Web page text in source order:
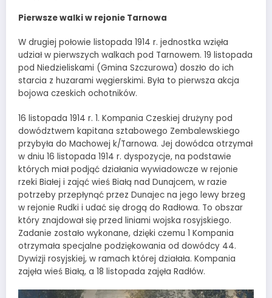
Pierwsze walki w rejonie Tarnowa
W drugiej połowie listopada 1914 r. jednostka wzięła
udział w pierwszych walkach pod Tarnowem. 19 listopada
pod Niedzieliskami (Gmina Szczurowa) doszło do ich
starcia z huzarami węgierskimi. Była to pierwsza akcja
bojowa czeskich ochotników.
16 listopada 1914 r. 1. Kompania Czeskiej drużyny pod
dowództwem kapitana sztabowego Zembalewskiego
przybyła do Machowej k/Tarnowa. Jej dowódca otrzymał
w dniu 16 listopada 1914 r. dyspozycje, na podstawie
których miał podjąć działania wywiadowcze w rejonie
rzeki Białej i zająć wieś Białą nad Dunajcem, w razie
potrzeby przepłynąć przez Dunajec na jego lewy brzeg
w rejonie Rudki i udać się drogą do Radłowa. To obszar
który znajdował się przed liniami wojska rosyjskiego.
Zadanie zostało wykonane, dzięki czemu 1 Kompania
otrzymała specjalne podziękowania od dowódcy 44.
Dywizji rosyjskiej, w ramach której działała. Kompania
zajęła wieś Białą, a 18 listopada zajęła Radłów.